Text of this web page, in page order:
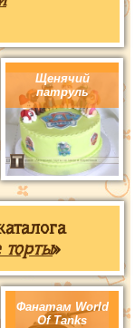
Щенячий
патруль
торты»
Фанатам World
Of Tanks